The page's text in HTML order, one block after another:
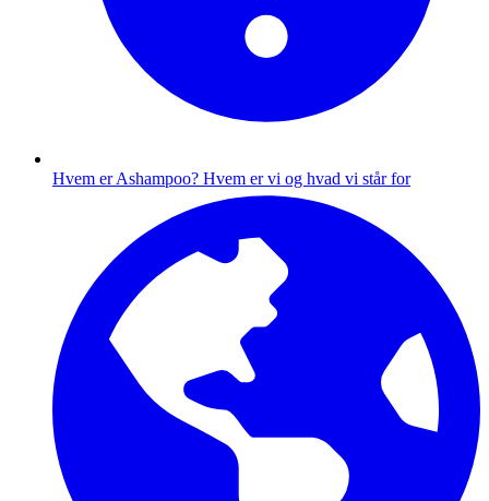
Hvem er Ashampoo? Hvem er vi og hvad vi står for